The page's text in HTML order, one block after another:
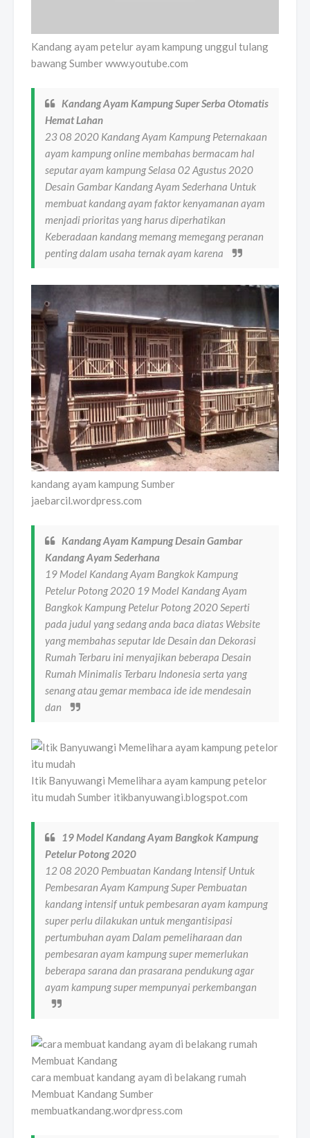
Kandang ayam petelur ayam kampung unggul tulang
bawang Sumber www.youtube.com
Kandang Ayam Kampung Super Serba Otomatis
Hemat Lahan
23 08 2020 Kandang Ayam Kampung Peternakaan
ayam kampung online membahas bermacam hal
seputar ayam kampung Selasa 02 Agustus 2020
Desain Gambar Kandang Ayam Sederhana Untuk
membuat kandang ayam faktor kenyamanan ayam
menjadi prioritas yang harus diperhatikan
Keberadaan kandang memang memegang peranan
penting dalam usaha ternak ayam karena
kandang ayam kampung Sumber
jaebarcil.wordpress.com
Kandang Ayam Kampung Desain Gambar
Kandang Ayam Sederhana
19 Model Kandang Ayam Bangkok Kampung
Petelur Potong 2020 19 Model Kandang Ayam
Bangkok Kampung Petelur Potong 2020 Seperti
pada judul yang sedang anda baca diatas Website
yang membahas seputar Ide Desain dan Dekorasi
Rumah Terbaru ini menyajikan beberapa Desain
Rumah Minimalis Terbaru Indonesia serta yang
senang atau gemar membaca ide ide mendesain
dan
Itik Banyuwangi Memelihara ayam kampung petelor
itu mudah Sumber itikbanyuwangi.blogspot.com
19 Model Kandang Ayam Bangkok Kampung
Petelur Potong 2020
12 08 2020 Pembuatan Kandang Intensif Untuk
Pembesaran Ayam Kampung Super Pembuatan
kandang intensif untuk pembesaran ayam kampung
super perlu dilakukan untuk mengantisipasi
pertumbuhan ayam Dalam pemeliharaan dan
pembesaran ayam kampung super memerlukan
beberapa sarana dan prasarana pendukung agar
ayam kampung super mempunyai perkembangan
cara membuat kandang ayam di belakang rumah
Membuat Kandang Sumber
membuatkandang.wordpress.com